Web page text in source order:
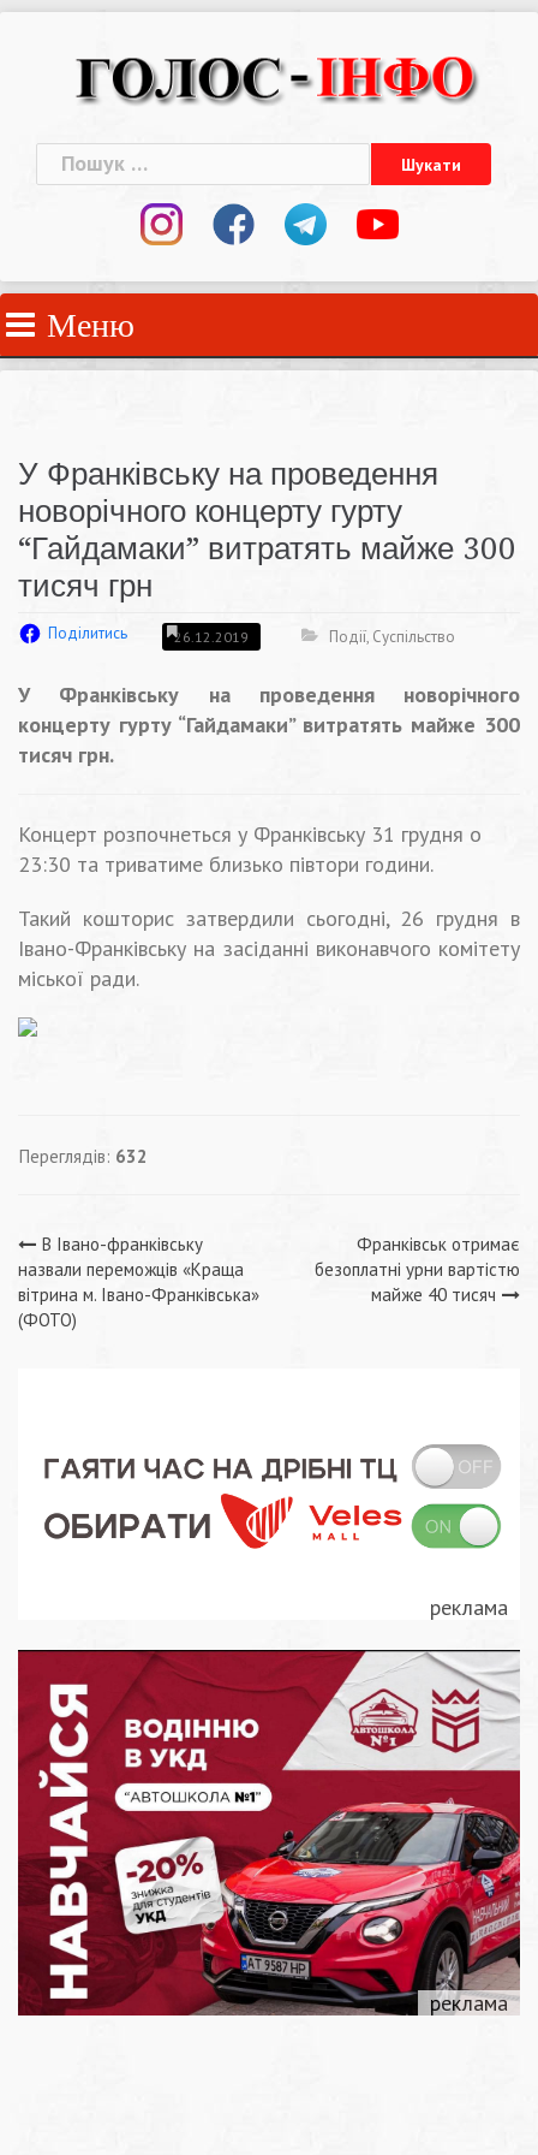
Пошук:
Меню
У Франківську на проведення
новорічного концерту гурту
“Гайдамаки” витратять майже 300
тисяч грн
Поділитись 26.12.2019 Події, Суспільство
У Франківську на проведення новорічного
концерту гурту “Гайдамаки” витратять майже 300
тисяч грн.
Концерт розпочнеться у Франківську 31 грудня о
23:30 та триватиме близько півтори години.
Такий кошторис затвердили сьогодні, 26 грудня в
Івано-Франківську на засіданні виконавчого комітету
міської ради.
Переглядів: 632
Навігація
записів
В Івано-франківську
назвали переможців «Краща
вітрина м. Івано-Франківська»
(ФОТО)
Франківськ отримає
безоплатні урни вартістю
майже 40 тисяч